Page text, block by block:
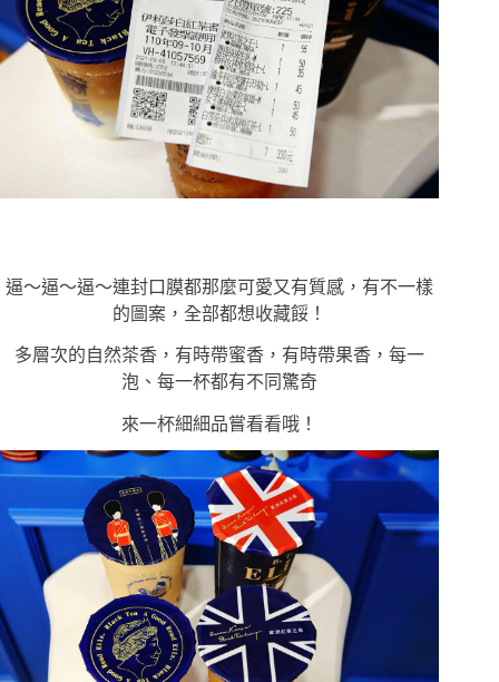
逼〜逼〜逼〜連封口膜都那麼可愛又有質感，有不一樣
的圖案，全部都想收藏餒！
多層次的自然茶香，有時帶蜜香，有時帶果香，每一
泡、每一杯都有不同驚奇
來一杯細細品嘗看看哦！